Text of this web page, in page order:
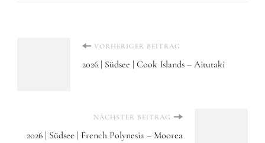
Beitragsnavigation
VORHERIGER BEITRAG
2026 | Südsee | Cook Islands – Aitutaki
NÄCHSTER BEITRAG
2026 | Südsee | French Polynesia – Moorea